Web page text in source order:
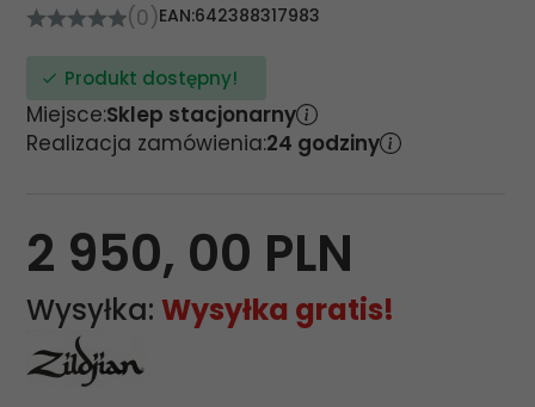
(0)EAN:642388317983
Produkt dostępny!
Miejsce:Sklep stacjonarny
Realizacja zamówienia:24 godziny
2 950, 00 PLN
Wysyłka: Wysyłka gratis!